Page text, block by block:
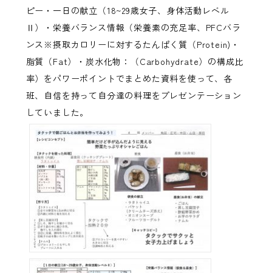
ピー・一日の献立（18~29歳女子、身体活動レベル
Ⅱ）・栄養バランス情報（栄養素の充足率、PFCバラ
ンス※摂取カロリーに対するたんぱく質（Protein)・
脂質（Fat）・炭水化物：（Carbohydrate）の構成比
率）をパワーポイントでまとめた資料を使って、各
班、自信を持って自分達の料理をプレゼンテーション
していました。